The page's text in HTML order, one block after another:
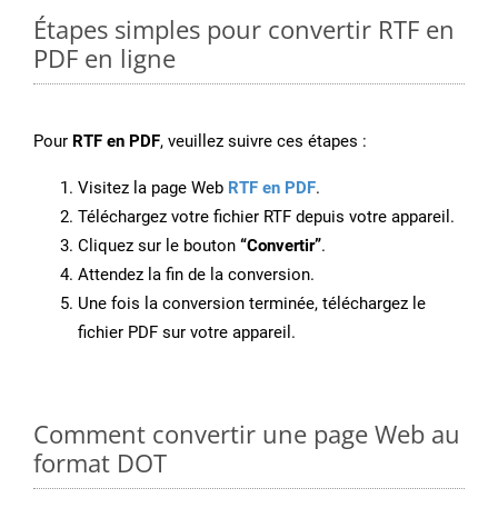
Étapes simples pour convertir RTF en
PDF en ligne
Pour RTF en PDF, veuillez suivre ces étapes :
Visitez la page Web RTF en PDF.
Téléchargez votre fichier RTF depuis votre appareil.
Cliquez sur le bouton “Convertir”.
Attendez la fin de la conversion.
Une fois la conversion terminée, téléchargez le
fichier PDF sur votre appareil.
Comment convertir une page Web au
format DOT